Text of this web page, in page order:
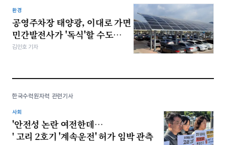
환경
공영주차장 태양광, 이대로 가면
민간발전사가 '독식'할 수도…
김민호 기자
한국수력원자력 관련기사
사회
'안전성 논란 여전한데…
' 고리 2호기 '계속운전' 허가 임박 관측